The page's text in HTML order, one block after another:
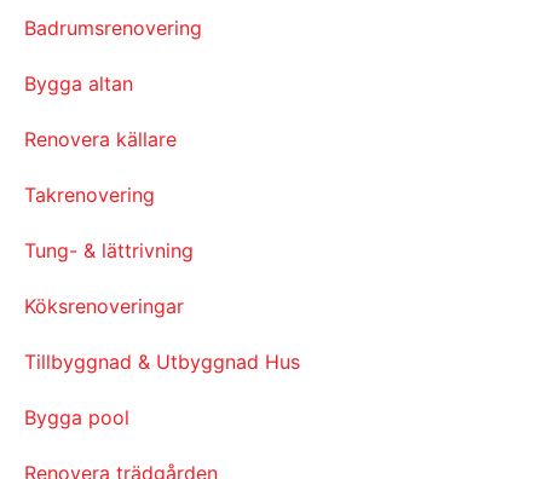
Badrumsrenovering
Bygga altan
Renovera källare
Takrenovering
Tung- & lättrivning
Köksrenoveringar
Tillbyggnad & Utbyggnad Hus
Bygga pool
Renovera trädgården